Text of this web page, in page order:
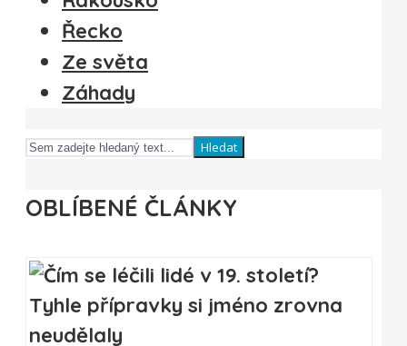
Řecko
Ze světa
Záhady
Hledat
OBLÍBENÉ ČLÁNKY